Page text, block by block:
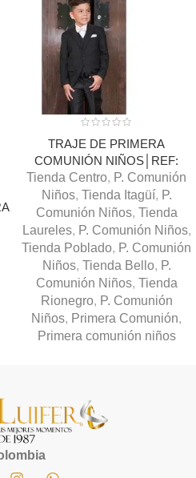
TRAJE DE PRIMERA
COMUNIÓN NIÑOS│REF:
D1004
Tienda Centro, P. Comunión
Niños, Tienda Itagüí, P.
Comunión Niños, Tienda
Laureles, P. Comunión Niños,
Tienda Poblado, P. Comunión
Niños, Tienda Bello, P.
Comunión Niños, Tienda
Rionegro, P. Comunión
Niños, Primera Comunión,
Primera comunión niños